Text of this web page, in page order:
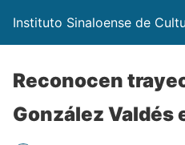
Instituto Sinaloense de
Reconocen
González Valdés